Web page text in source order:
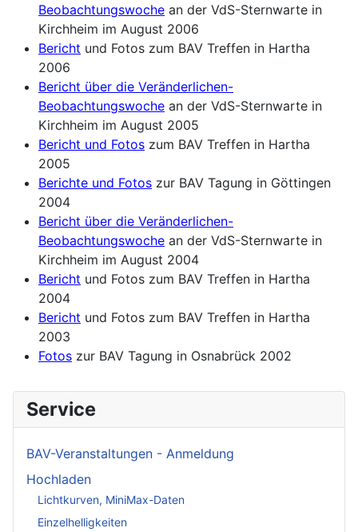
Beobachtungswoche an der VdS-Sternwarte in
Kirchheim im August 2006
Bericht und Fotos zum BAV Treffen in Hartha
2006
Bericht über die Veränderlichen-
Beobachtungswoche an der VdS-Sternwarte in
Kirchheim im August 2005
Bericht und Fotos zum BAV Treffen in Hartha
2005
Berichte und Fotos zur BAV Tagung in Göttingen
2004
Bericht über die Veränderlichen-
Beobachtungswoche an der VdS-Sternwarte in
Kirchheim im August 2004
Bericht und Fotos zum BAV Treffen in Hartha
2004
Bericht und Fotos zum BAV Treffen in Hartha
2003
Fotos zur BAV Tagung in Osnabrück 2002
Service
BAV-Veranstaltungen - Anmeldung
Hochladen
Lichtkurven, MiniMax-Daten
Einzelhelligkeiten